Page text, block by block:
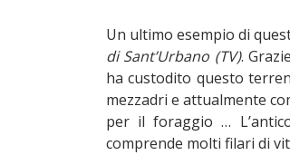
Un ultimo esempio di
di Sant’Urbano (TV).
ha custodito questo
mezzadri e attualmente
per il foraggio …
comprende molti filari di